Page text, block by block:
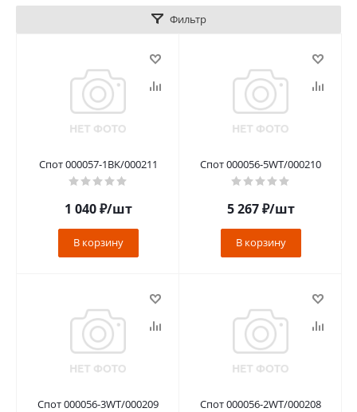
Фильтр
Спот 000057-1BK/000211
1 040₽/шт
В корзину
Спот 000056-5WT/000210
5 267₽/шт
В корзину
Спот 000056-3WT/000209 Спот 000056-2WT/000208